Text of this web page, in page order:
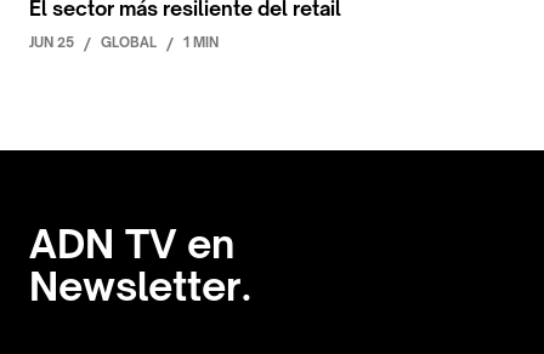
El sector más resiliente del retail
JUN 25 / GLOBAL / 1 MIN
ADN TV en
Newsletter.